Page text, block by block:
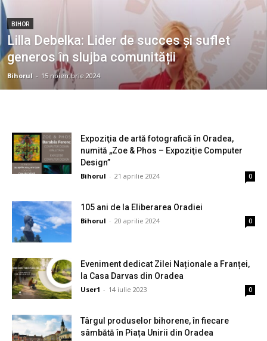
BIHOR
Lilla Debelka: Lider de succes și suflet
generos în slujba comunității
Bihorul - 15 noiembrie 2024
Expoziţia de artă fotografică în Oradea,
numită „Zoe & Phos – Expoziţie Computer
Design”
Bihorul - 21 aprilie 2024 0
105 ani de la Eliberarea Oradiei
Bihorul - 20 aprilie 2024 0
Eveniment dedicat Zilei Naționale a Franței,
la Casa Darvas din Oradea
User1 - 14 iulie 2023 0
Târgul produselor bihorene, în fiecare
sâmbătă în Piața Unirii din Oradea